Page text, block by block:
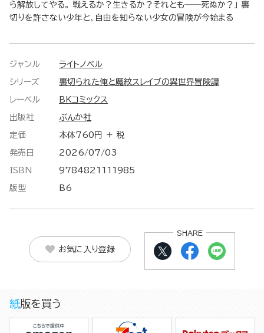
ら解放してやる。 戦えるか？生きるか？それとも――死ぬか？」 裏
切りを許さない少年と、自由を知らない少女の冒険が今始まる
ジャンル ライトノベル
シリーズ 裏切られた俺と魔紋スレイブの異世界冒険譚
レーベル BKコミックス
出版社 ぶんか社
定価 本体760円 ＋ 税
発売日 2026/07/03
ISBN 9784821111985
版型 B6
お気に入り登録
SHARE
紙版を買う